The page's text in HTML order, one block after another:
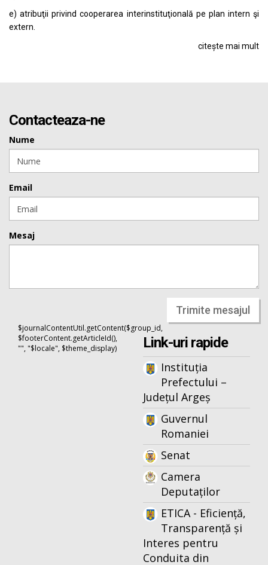
e) atribuţii privind cooperarea interinstituţională pe plan intern şi
extern.
citește mai mult
Contacteaza-ne
Nume
Email
Mesaj
Trimite mesajul
$journalContentUtil.getContent($group_id,
$footerContent.getArticleId(),
"", "$locale", $theme_display)
Link-uri rapide
Instituția
Prefectului –
Județul Argeș
Guvernul
Romaniei
Senat
Camera
Deputaților
ETICA - Eficiență,
Transparență și
Interes pentru
Conduita din